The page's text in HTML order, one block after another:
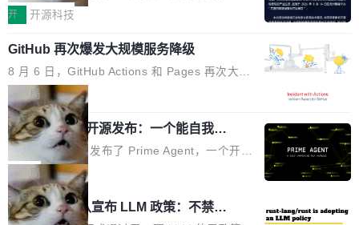
度宣传的。」 这才是真正的痛点。不是所有论文
都有问题，是最吸引眼球的那批论文最有问题。
他引用的帖子来自 Mathew Shen，一位 ICLR 2
026 的读者：「看了篇 ...
认为现代 AI 领域最重要的三个开源项目。 第一
理由很具体。FA 系列不需要解释，但 FA2 是他
认为最重要的一个——复杂度恰到好处，刚好能
驱动你去学 CuTe，但还没被那些"邪恶的" Hopp
er++ 优化所淹没，足够容易修改和适配。 更关
键的是 FA2 的持久性...
单点设备迈向智能化、网联化、协同化发展。作
鸿蒙通过统一技术底座和分布式能力，为不同类
型智能设备的开发、连接与互联提供关键支撑，
也为产业链企业探索产品创新与商业增长打开新
的空间。 8月14日，开源鸿蒙智能硬件开发者日
（OHDD：OpenHarmony Hardware Develope
r Day）将在杭州启航。活动面向智能硬件产业
链企业和开发者，邀请行业专家与资深技术顾
问，围绕开源鸿蒙技术能力、设备适配、芯片适
配、功耗与稳定性调优、兼容性测评及统一互联
开 开源科技
GitHub 再次爆发大规模服务降级
8 月 6 日，GitHub Actions 和 Pages 再次大规
模服务降级，Actions 完全不可用超过 5 小时，
webhook 停发，连自托管 runner 也因调度层故
障无法工作。Pages、Copilot code review、C
opilot coding agent 全部受影响。从检测到完全
恢复，大约 12 小时。 这是 2026 年 8 月的第六
起事故，其中四起与 AI/Copilot 服务相关。 Git
Hub 员工 kdaigle 在 HN 讨论中贴出了一组数
局
Prime Agent 开源发布：一个能自我改
进的编程 Agent，ARC-AGI 3 超越人类
专家基线
Prime Intellect 发布了 Prime Agent，一个开源
的编程 Agent Harness，核心设计围绕两个抽
象：Recursive Language Model（RLM）和 C
ontinual Harness。在 ARC-AGI 3 基准测试
局
Rust 项目团队宣布 LLM 政策：不禁